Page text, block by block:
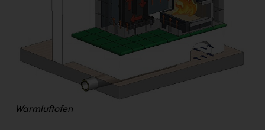
Warmluftofen